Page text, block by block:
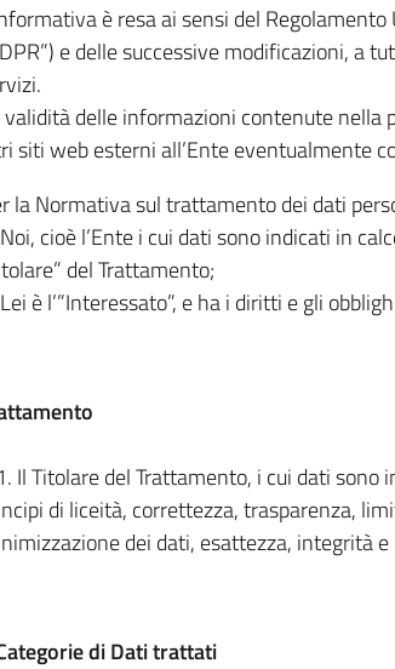
è resa ai sensi del
e delle successive modificazioni, a
validità delle informazioni contenute nella
siti web esterni all’Ente eventualmente
la Normativa sul trattamento dei dati
cioè l’Ente i cui dati sono indicati in
del Trattamento;
è l’”Interessato”, e ha i diritti e gli
Il Titolare del Trattamento, i cui dati
di liceità, correttezza, trasparenza,
dei dati, esattezza, integrità
di Dati trattati